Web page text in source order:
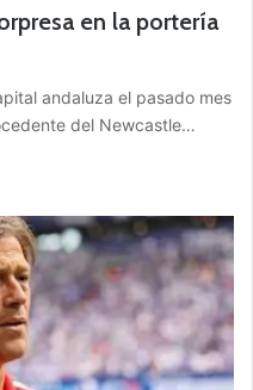
en la portería
andaluza el pasado mes
del Newcastle…